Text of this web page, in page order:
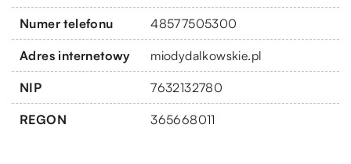
Numer telefonu 48577505300
Adres internetowy miodydalkowskie.pl
NIP 7632132780
REGON 365668011